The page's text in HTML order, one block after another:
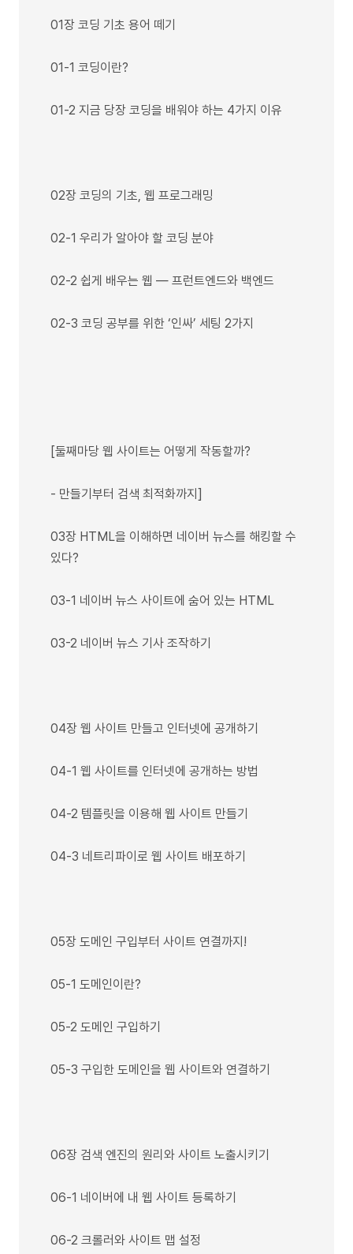
01장 코딩 기초 용어 떼기
01-1 코딩이란?
01-2 지금 당장 코딩을 배워야 하는 4가지 이유
02장 코딩의 기초, 웹 프로그래밍
02-1 우리가 알아야 할 코딩 분야
02-2 쉽게 배우는 웹 ― 프런트엔드와 백엔드
02-3 코딩 공부를 위한 ‘인싸’ 세팅 2가지
[둘째마당 웹 사이트는 어떻게 작동할까?
- 만들기부터 검색 최적화까지]
03장 HTML을 이해하면 네이버 뉴스를 해킹할 수
있다?
03-1 네이버 뉴스 사이트에 숨어 있는 HTML
03-2 네이버 뉴스 기사 조작하기
04장 웹 사이트 만들고 인터넷에 공개하기
04-1 웹 사이트를 인터넷에 공개하는 방법
04-2 템플릿을 이용해 웹 사이트 만들기
04-3 네트리파이로 웹 사이트 배포하기
05장 도메인 구입부터 사이트 연결까지!
05-1 도메인이란?
05-2 도메인 구입하기
05-3 구입한 도메인을 웹 사이트와 연결하기
06장 검색 엔진의 원리와 사이트 노출시키기
06-1 네이버에 내 웹 사이트 등록하기
06-2 크롤러와 사이트 맵 설정